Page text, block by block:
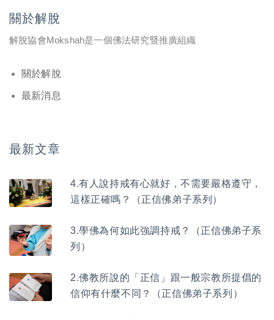
關於解脫
解脫協會Mokshah是一個佛法研究暨推廣組織
關於解脫
最新消息
最新文章
4.有人說持戒有心就好，不需要嚴格遵守，
這樣正確嗎？（正信佛弟子系列）
3.學佛為何如此強調持戒？（正信佛弟子系
列）
2.佛教所說的「正信」跟一般宗教所提倡的
信仰有什麼不同？（正信佛弟子系列）